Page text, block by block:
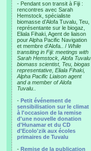
- Pendant son transit à Fiji :
rencontres avec Sarah
Hemstock, spécialiste
biomasse d’Alofa Tuvalu, Teu,
représentante sur le biogaz,
Eliala Fihaki, Agent de liaison
pour Alpha Pacific Navigation
et membre d’Alofa.. / While
transiting in Fiji: meetings with
Sarah Hemstock, Alofa Tuvalu
biomass scientist, Teu, biogas
representative, Eliala Fihaki,
Alpha Pacific Liaison agent
and a member of Alofa
Tuvalu..
- Petit événement de
sensibilisation sur le climat
à l'occasion de la remise
d'une nouvelle donation
d'Hunamar et du CD
d'Ecolo'zik aux écoles
primaires de Tuvalu
- Remise de la publication